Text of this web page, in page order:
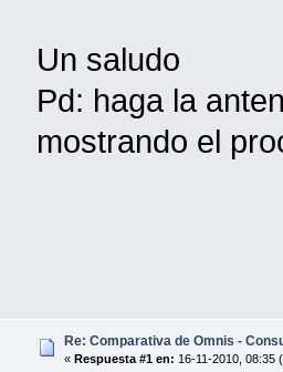
Un saludo
Pd: haga la
mostrando el
Re: Comparativa de Omnis -
« Respuesta #1 en: 16-11-2010, 08:35